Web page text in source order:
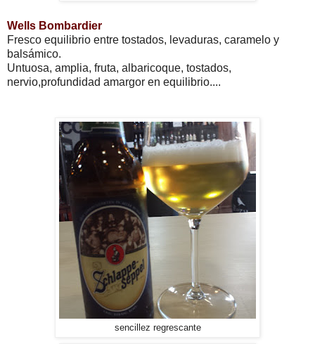
Wells Bombardier
Fresco equilibrio entre tostados, levaduras, caramelo y
balsámico.
Untuosa, amplia, fruta, albaricoque, tostados,
nervio,profundidad amargor en equilibrio....
sencillez regrescante